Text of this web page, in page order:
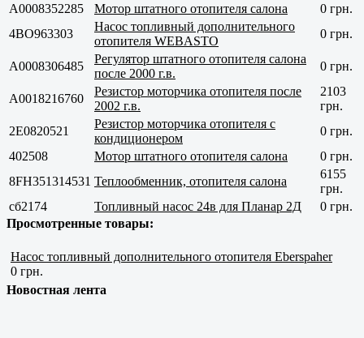
A0008352285
Мотор штатного отопителя салона
0 грн.
4BO963303
Насос топливный дополнительного
отопителя WEBASTO
0 грн.
A0008306485
Регулятор штатного отопителя салона
после 2000 г.в.
0 грн.
A0018216760
Резистор моторчика отопителя после
2002 г.в.
2103
грн.
2E0820521
Резистор моторчика отопителя с
кондиционером
0 грн.
402508
Мотор штатного отопителя салона
0 грн.
8FH351314531 Теплообменник, отопителя салона
6155
грн.
сб2174
Топливный насос 24в для Планар 2Д
0 грн.
Просмотренные товары:
Насос топливный дополнительного отопителя Eberspaher
0 грн.
Новостная лента